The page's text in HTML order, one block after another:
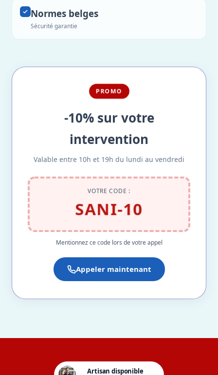
Normes belges
Sécurité garantie
PROMO
-10% sur votre
intervention
Valable entre 10h et 19h du lundi au vendredi
VOTRE CODE :
SANI-10
Mentionnez ce code lors de votre appel
Appeler maintenant
Artisan disponible